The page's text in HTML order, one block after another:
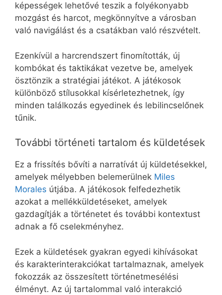
képességek lehetővé teszik a folyékonyabb
mozgást és harcot, megkönnyítve a városban
való navigálást és a csatákban való részvételt.
Ezenkívül a harcrendszert finomították, új
kombókat és taktikákat vezetve be, amelyek
ösztönzik a stratégiai játékot. A játékosok
különböző stílusokkal kísérletezhetnek, így
minden találkozás egyedinek és lebilincselőnek
tűnik.
További történeti tartalom és küldetések
Ez a frissítés bővíti a narratívát új küldetésekkel,
amelyek mélyebben belemerülnek Miles
Morales útjába. A játékosok felfedezhetik
azokat a mellékküldetéseket, amelyek
gazdagítják a történetet és további kontextust
adnak a fő cselekményhez.
Ezek a küldetések gyakran egyedi kihívásokat
és karakterinterakciókat tartalmaznak, amelyek
fokozzák az összesített történetmesélési
élményt. Az új tartalommal való interakció